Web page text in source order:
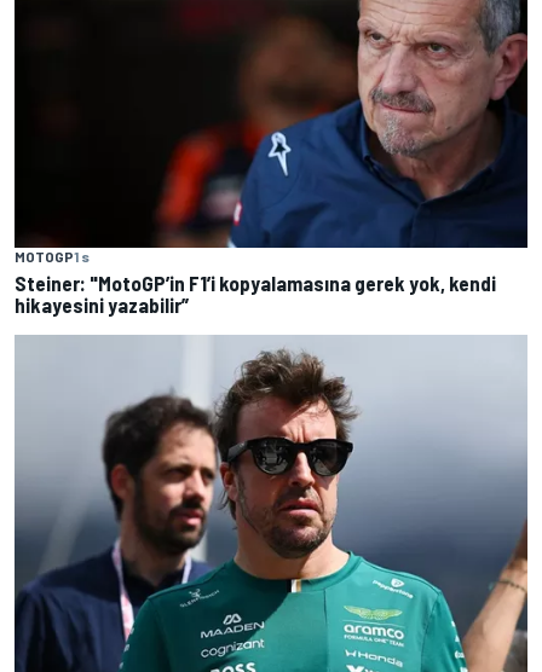
MOTOGP1 s
Steiner: "MotoGP’in F1’i kopyalamasına gerek yok, kendi
hikayesini yazabilir”